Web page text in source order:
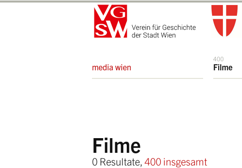
media wien
400
Filme
Filme
0 Resultate, 400 insgesamt